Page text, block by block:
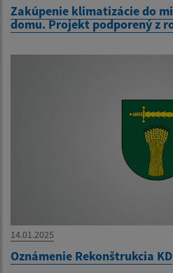
Zakúpenie klimatizácie do
domu. Projekt podporený z
14.01.2025
Oznámenie Rekonštrukcia KD